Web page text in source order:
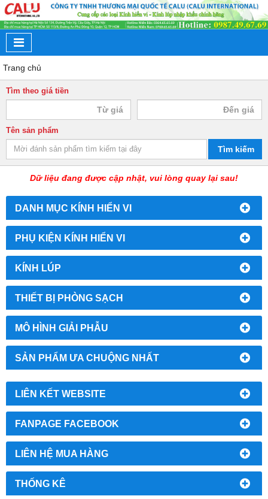
Trang chủ
Tìm theo giá tiền
Tên sản phẩm
Tìm kiếm
DANH MỤC KÍNH HIỂN VI
PHỤ KIỆN KÍNH HIỂN VI
KÍNH LÚP
THIẾT BỊ PHÒNG SẠCH
MÔ HÌNH GIẢI PHẪU
SẢN PHẨM ƯA CHUỘNG NHẤT
LIÊN KẾT WEBSITE
FANPAGE FACEBOOK
LIÊN HỆ MUA HÀNG
THỐNG KÊ
Dữ liệu đang được cập nhật, vui lòng quay lại sau!